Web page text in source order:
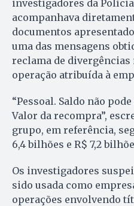
investigadores da
acompanhava
documentos
uma das mensagens
reclama de divergências
operação atribuída à
“Pessoal. Saldo não
Valor da recompra”,
grupo, em referência,
6,4 bilhões e R$ 7,2
Os investigadores
sido usada como
operações envolvendo